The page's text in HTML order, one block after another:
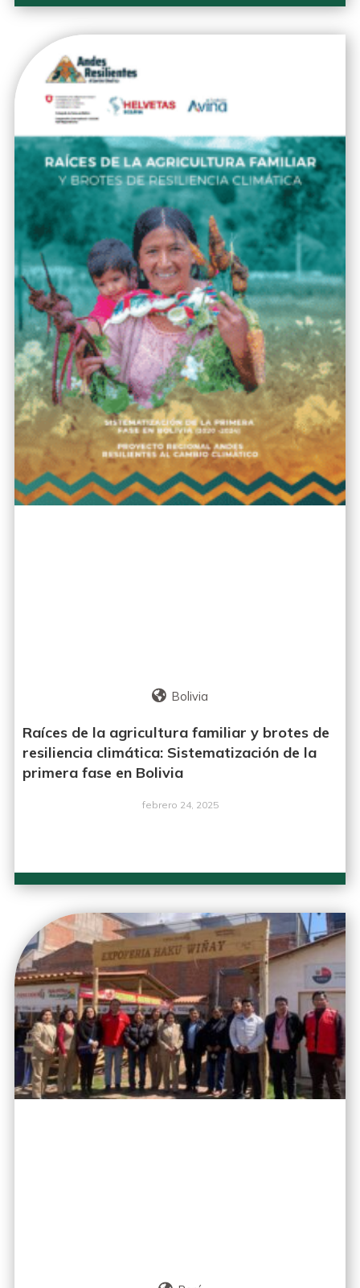
Bolivia
Raíces de la agricultura familiar y brotes de
resiliencia climática: Sistematización de la
primera fase en Bolivia
febrero 24, 2025